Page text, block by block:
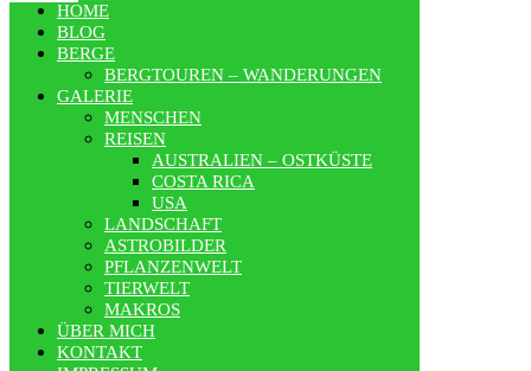
HOME
BLOG
BERGE
BERGTOUREN – WANDERUNGEN
GALERIE
MENSCHEN
REISEN
AUSTRALIEN – OSTKÜSTE
COSTA RICA
USA
LANDSCHAFT
ASTROBILDER
PFLANZENWELT
TIERWELT
MAKROS
ÜBER MICH
KONTAKT